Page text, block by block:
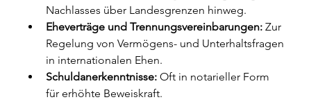
Nachlasses über Landesgrenzen hinweg.
Eheverträge und Trennungsvereinbarungen: Zur
Regelung von Vermögens- und Unterhaltsfragen
in internationalen Ehen.
Schuldanerkenntnisse: Oft in notarieller Form
für erhöhte Beweiskraft.